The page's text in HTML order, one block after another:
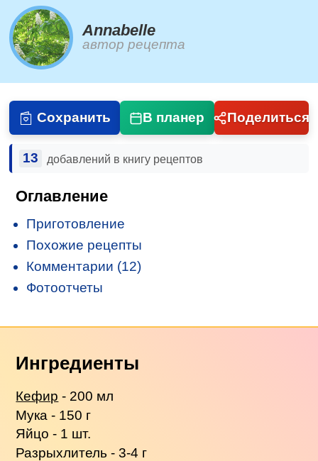
Annabelle
автор рецепта
Сохранить В планер Поделиться
13 добавлений в книгу рецептов
Оглавление
Приготовление
Похожие рецепты
Комментарии (12)
Фотоотчеты
Ингредиенты
Кефир - 200 мл
Мука - 150 г
Яйцо - 1 шт.
Разрыхлитель - 3-4 г